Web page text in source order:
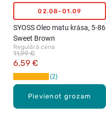
Pievienot grozam
02.08-01.09
SYOSS Oleo matu krāsa, 5-86
Sweet Brown
Regulārā cena
6,59 €
11,99 €
2